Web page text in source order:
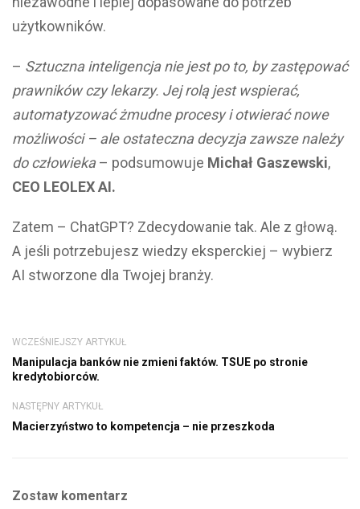
użytkowników.
– Sztuczna inteligencja nie jest po to, by zastępować
prawników czy lekarzy. Jej rolą jest wspierać,
automatyzować żmudne procesy i otwierać nowe
możliwości – ale ostateczna decyzja zawsze należy
do człowieka– podsumowuje Michał Gaszewski,
CEO LEOLEX AI.
Zatem – ChatGPT? Zdecydowanie tak. Ale z głową.
A jeśli potrzebujesz wiedzy eksperckiej – wybierz
AI stworzone dla Twojej branży.
WCZEŚNIEJSZY ARTYKUŁ
Manipulacja banków nie zmieni faktów. TSUE po stronie
kredytobiorców.
NASTĘPNY ARTYKUŁ
Macierzyństwo to kompetencja – nie przeszkoda
Zostaw komentarz